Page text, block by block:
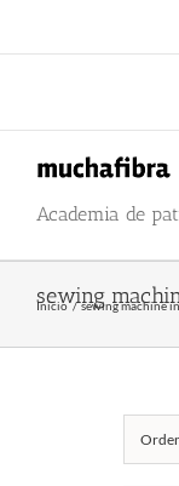
al
Academia de
sewing
Inicio sewing machine